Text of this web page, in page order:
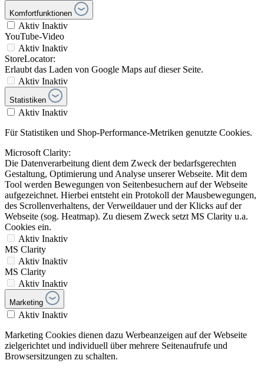
Komfortfunktionen
Aktiv Inaktiv
YouTube-Video
Aktiv Inaktiv
StoreLocator:
Erlaubt das Laden von Google Maps auf dieser Seite.
Aktiv Inaktiv
Statistiken
Aktiv Inaktiv
Für Statistiken und Shop-Performance-Metriken genutzte Cookies.
Microsoft Clarity:
Die Datenverarbeitung dient dem Zweck der bedarfsgerechten
Gestaltung, Optimierung und Analyse unserer Webseite. Mit dem
Tool werden Bewegungen von Seitenbesuchern auf der Webseite
aufgezeichnet. Hierbei entsteht ein Protokoll der Mausbewegungen,
des Scrollenverhaltens, der Verweildauer und der Klicks auf der
Webseite (sog. Heatmap). Zu diesem Zweck setzt MS Clarity u.a.
Cookies ein.
Aktiv Inaktiv
MS Clarity
Aktiv Inaktiv
MS Clarity
Aktiv Inaktiv
Marketing
Aktiv Inaktiv
Marketing Cookies dienen dazu Werbeanzeigen auf der Webseite
zielgerichtet und individuell über mehrere Seitenaufrufe und
Browsersitzungen zu schalten.